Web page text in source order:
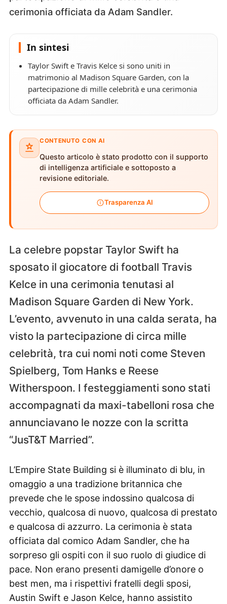
cerimonia officiata da Adam Sandler.
In sintesi
Taylor Swift e Travis Kelce si sono uniti in
matrimonio al Madison Square Garden, con la
partecipazione di mille celebrità e una cerimonia
officiata da Adam Sandler.
CONTENUTO CON AI
Questo articolo è stato prodotto con il supporto
di intelligenza artificiale e sottoposto a
revisione editoriale.
Trasparenza AI
La celebre popstar Taylor Swift ha
sposato il giocatore di football Travis
Kelce in una cerimonia tenutasi al
Madison Square Garden di New York.
L’evento, avvenuto in una calda serata, ha
visto la partecipazione di circa mille
celebrità, tra cui nomi noti come Steven
Spielberg, Tom Hanks e Reese
Witherspoon. I festeggiamenti sono stati
accompagnati da maxi-tabelloni rosa che
annunciavano le nozze con la scritta
“JusT&T Married”.
L’Empire State Building si è illuminato di blu, in
omaggio a una tradizione britannica che
prevede che le spose indossino qualcosa di
vecchio, qualcosa di nuovo, qualcosa di prestato
e qualcosa di azzurro. La cerimonia è stata
officiata dal comico Adam Sandler, che ha
sorpreso gli ospiti con il suo ruolo di giudice di
pace. Non erano presenti damigelle d’onore o
best men, ma i rispettivi fratelli degli sposi,
Austin Swift e Jason Kelce, hanno assistito